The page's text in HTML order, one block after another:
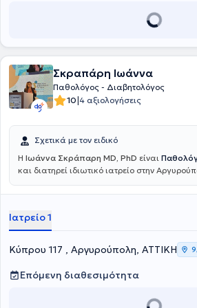
σεμινάρια σχετικά με την Αρτηριακή
κάτοχος του Μεταπτυχιακού Προγράμματος
Σκραπάρη Ιωάννα
Παθολόγος - Διαβητολόγος
10|4 αξιολογήσεις
Σχετικά με τον ειδικό
Η Ιωάννα Σκράπαρη MD, PhD είναι
και διατηρεί ιδιωτικό ιατρείο στην
ειδικεύθηκε στην Παθολογία στο Γενικό
Εθνικού και Καποδιστριακού
τίτλο εξειδίκευσης στον Σακχαρώδη
πολυετή εμπειρία είναι Διευθύντρια ΕΣΥ στο
Αθηνών Ευαγγελισμός και Υπεύθυνη του
της Γ' Παθολογικής Κλινικής του ίδιου
συμμετάσχει ως ομιλήτρια σε πολυάριθμα
Ιατρείο 1
Κύπρου 117 , Αργυρούπολη, ΑΤΤΙΚΗ
Επόμενη διαθεσιμότητα